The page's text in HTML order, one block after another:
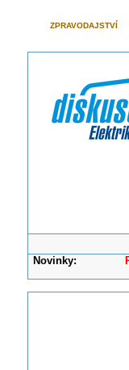
ZPRAVODAJSTVÍ
Novinky: